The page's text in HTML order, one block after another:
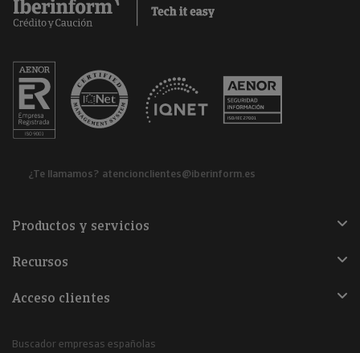
¿Te llamamos? atencionclientes@iberinform.es
Productos y servicios
Recursos
Acceso clientes
Buscador empresas españolas